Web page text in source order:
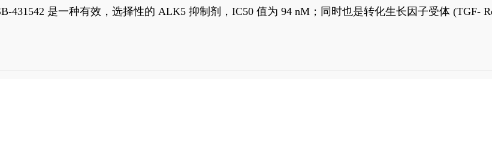
431542 是一种有效，选择性的 ALK5 抑制剂，IC50 值为 94 nM；同时也是转化生长因子受体 (TGF-